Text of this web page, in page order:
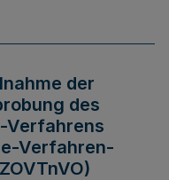
der
des
Verfahrens
Verfahren-